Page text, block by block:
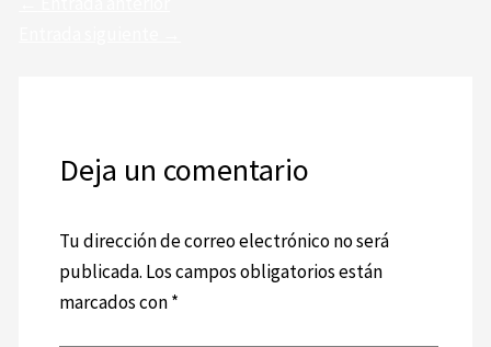
Deja un comentario
Tu dirección de correo electrónico no será
publicada. Los campos obligatorios están
marcados con*